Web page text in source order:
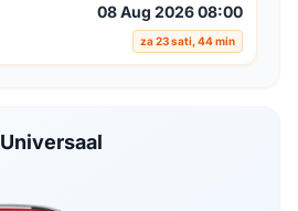
08 Aug 2026 08:00
za 23 sati, 44 min
Universaal